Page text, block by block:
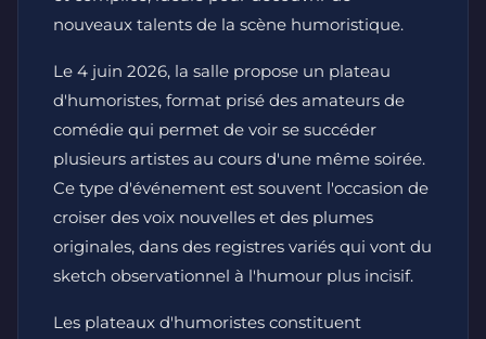
nouveaux talents de la scène humoristique.
Le 4 juin 2026, la salle propose un plateau
d'humoristes, format prisé des amateurs de
comédie qui permet de voir se succéder
plusieurs artistes au cours d'une même soirée.
Ce type d'événement est souvent l'occasion de
croiser des voix nouvelles et des plumes
originales, dans des registres variés qui vont du
sketch observationnel à l'humour plus incisif.
Les plateaux d'humoristes constituent